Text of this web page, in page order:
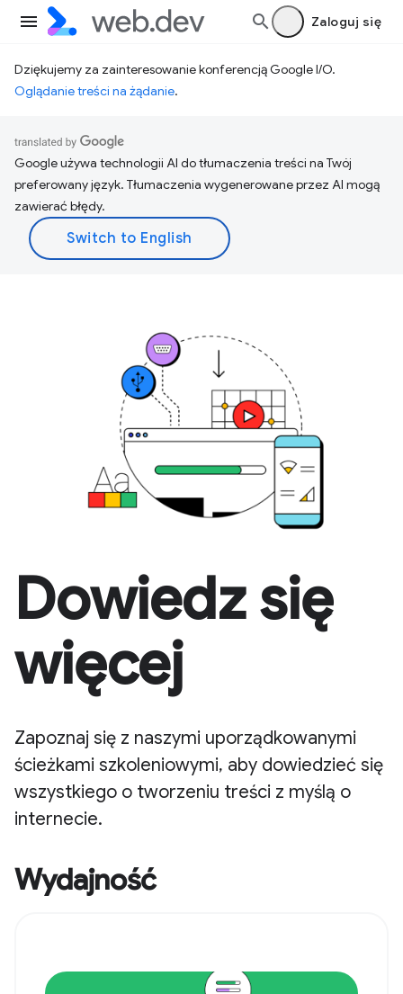
Zaloguj się
Dziękujemy za zainteresowanie konferencją Google I/O.
Oglądanie treści na żądanie.
Google używa technologii AI do tłumaczenia treści na Twój
preferowany język. Tłumaczenia wygenerowane przez AI mogą
zawierać błędy.
Dowiedz się
więcej
Zapoznaj się z naszymi uporządkowanymi
ścieżkami szkoleniowymi, aby dowiedzieć się
wszystkiego o tworzeniu treści z myślą o
internecie.
Wydajność